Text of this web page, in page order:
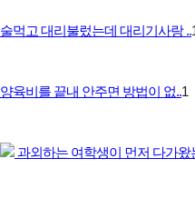
술먹고 대리불렀는데 대리기사랑 ..
양육비를 끝내 안주면 방법이 없..1
과외하는 여학생이 먼저 다가왔